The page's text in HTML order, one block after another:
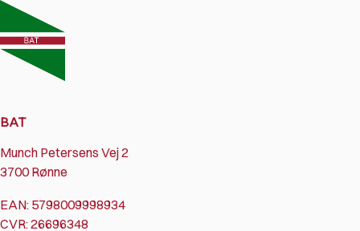
BAT
Munch Petersens Vej 2
3700 Rønne
EAN: 5798009998934
CVR: 26696348